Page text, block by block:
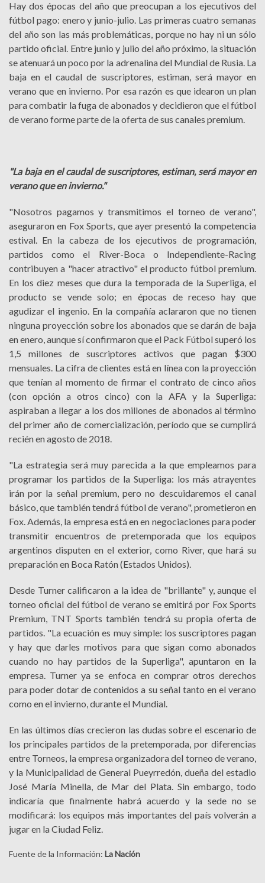
Hay dos épocas del año que preocupan a los ejecutivos del
fútbol pago: enero y junio-julio. Las primeras cuatro semanas
del año son las más problemáticas, porque no hay ni un sólo
partido oficial. Entre junio y julio del año próximo, la situación
se atenuará un poco por la adrenalina del Mundial de Rusia. La
baja en el caudal de suscriptores, estiman, será mayor en
verano que en invierno. Por esa razón es que idearon un plan
para combatir la fuga de abonados y decidieron que el fútbol
de verano forme parte de la oferta de sus canales premium.
"La baja en el caudal de suscriptores, estiman, será mayor en
verano que en invierno."
"Nosotros pagamos y transmitimos el torneo de verano",
aseguraron en Fox Sports, que ayer presentó la competencia
estival. En la cabeza de los ejecutivos de programación,
partidos como el River-Boca o Independiente-Racing
contribuyen a "hacer atractivo" el producto fútbol premium.
En los diez meses que dura la temporada de la Superliga, el
producto se vende solo; en épocas de receso hay que
agudizar el ingenio. En la compañía aclararon que no tienen
ninguna proyección sobre los abonados que se darán de baja
en enero, aunque sí confirmaron que el Pack Fútbol superó los
1,5 millones de suscriptores activos que pagan $300
mensuales. La cifra de clientes está en línea con la proyección
que tenían al momento de firmar el contrato de cinco años
(con opción a otros cinco) con la AFA y la Superliga:
aspiraban a llegar a los dos millones de abonados al término
del primer año de comercialización, período que se cumplirá
recién en agosto de 2018.
"La estrategia será muy parecida a la que empleamos para
programar los partidos de la Superliga: los más atrayentes
irán por la señal premium, pero no descuidaremos el canal
básico, que también tendrá fútbol de verano", prometieron en
Fox. Además, la empresa está en en negociaciones para poder
transmitir encuentros de pretemporada que los equipos
argentinos disputen en el exterior, como River, que hará su
preparación en Boca Ratón (Estados Unidos).
Desde Turner calificaron a la idea de "brillante" y, aunque el
torneo oficial del fútbol de verano se emitirá por Fox Sports
Premium, TNT Sports también tendrá su propia oferta de
partidos. "La ecuación es muy simple: los suscriptores pagan
y hay que darles motivos para que sigan como abonados
cuando no hay partidos de la Superliga", apuntaron en la
empresa. Turner ya se enfoca en comprar otros derechos
para poder dotar de contenidos a su señal tanto en el verano
como en el invierno, durante el Mundial.
En las últimos días crecieron las dudas sobre el escenario de
los principales partidos de la pretemporada, por diferencias
entre Torneos, la empresa organizadora del torneo de verano,
y la Municipalidad de General Pueyrredón, dueña del estadio
José María Minella, de Mar del Plata. Sin embargo, todo
indicaría que finalmente habrá acuerdo y la sede no se
modificará: los equipos más importantes del país volverán a
jugar en la Ciudad Feliz.
Fuente de la Información: La Nación